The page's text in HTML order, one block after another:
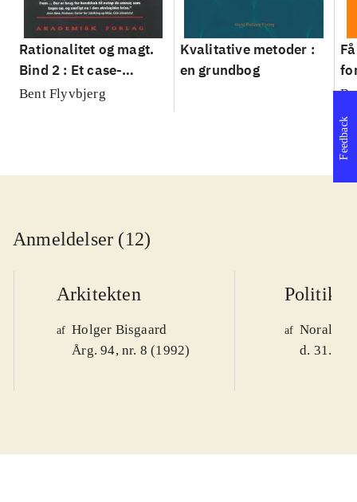
Rationalitet og magt.
Bind 2 : Et case-
baseret studie af
Bent Flyvbjerg
Kvalitative metoder :
en grundbog
Anmeldelser (12)
Arkitekten
af Holger Bisgaard
Årg. 94, nr. 8 (1992)
Politiken
af Noralv
d. 31.
Feedback